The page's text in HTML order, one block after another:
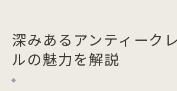
ツ
ネイルの色が与える第一印象
深みあるアンティーク
ルの魅力を解説